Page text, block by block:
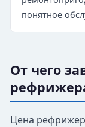
понятное
От чего
Цена